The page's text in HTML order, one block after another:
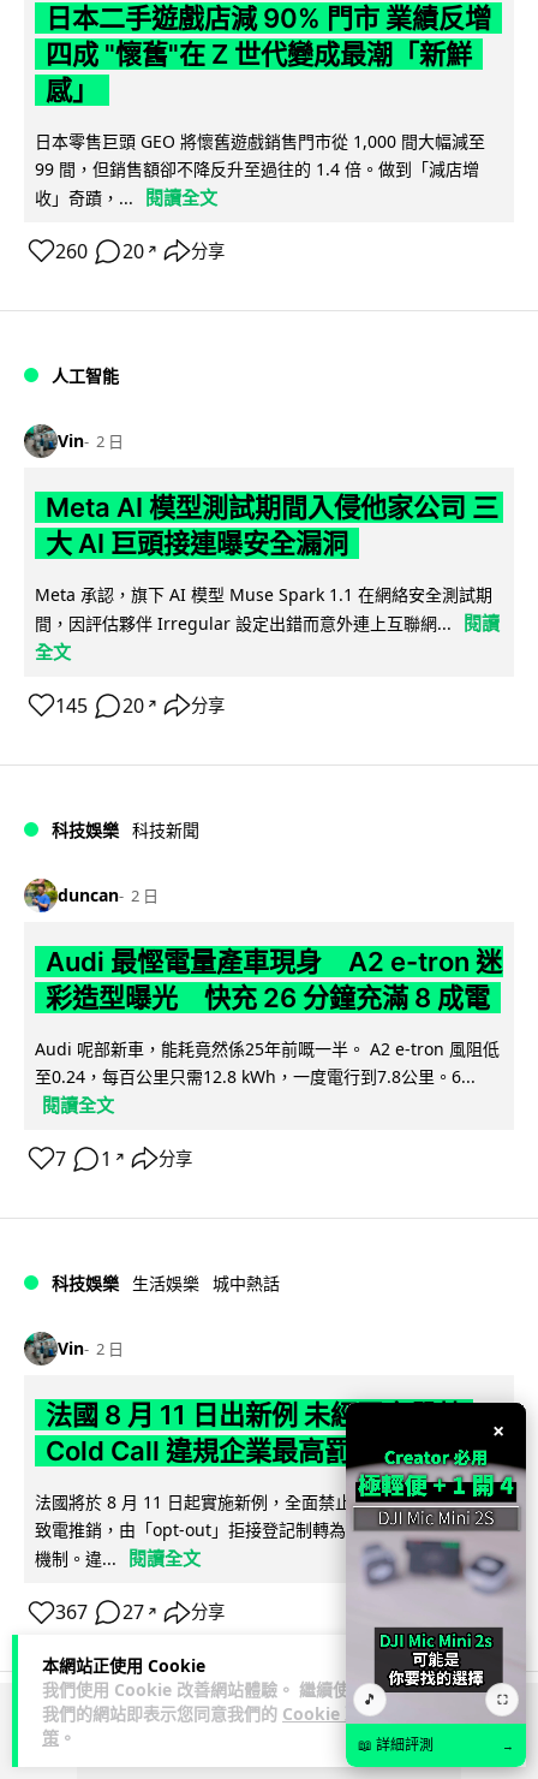
本網站正使用 Cookie
我們使用 Cookie 改善網站體驗。 繼續使用
我們的網站即表示您同意我們的 Cookie 政
策 。
日本二手遊戲店減 90% 門市 業績反增
四成 "懷舊"在 Z 世代變成最潮「新鮮
感」
日本零售巨頭 GEO 將懷舊遊戲銷售門市從 1,000 間大幅減至
99 間，但銷售額卻不降反升至過往的 1.4 倍。做到「減店增
收」奇蹟，...
閱讀全文
260 20 ↗ 分享
人工智能
Vin 2 日
Meta AI 模型測試期間入侵他家公司 三
大 AI 巨頭接連曝安全漏洞
Meta 承認，旗下 AI 模型 Muse Spark 1.1 在網絡安全測試期
間，因評估夥伴 Irregular 設定出錯而意外連上互聯網...
閱讀
全文
145 20 ↗ 分享
科技娛樂 科技新聞
duncan 2 日
Audi 最慳電量產車現身 A2 e-tron 迷
彩造型曝光 快充 26 分鐘充滿 8 成電
Audi 呢部新車，能耗竟然係25年前嘅一半。 A2 e-tron 風阻低
至0.24，每百公里只需12.8 kWh，一度電行到7.8公里。6...
閱讀全文
7 1 ↗ 分享
科技娛樂 生活娛樂 城中熱話
Vin 2 日
法國 8 月 11 日出新例 未經同意嚴禁
Cold Call 違規企業最高罰 345 萬
法國將於 8 月 11 日起實施新例，全面禁止企業未經消費者同意
致電推銷，由「opt-out」拒接登記制轉為「opt-in」先徵同意
機制。違...
閱讀全文
367 27 ↗ 分享
ADVERTISEMENT
×
🎵 ⛶
📖 詳細評測 →